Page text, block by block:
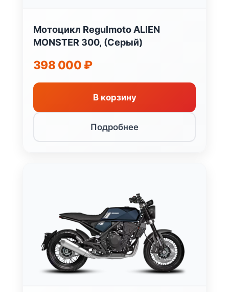
Мотоцикл Regulmoto ALIEN
MONSTER 300, (Серый)
398 000 ₽
В корзину
Подробнее